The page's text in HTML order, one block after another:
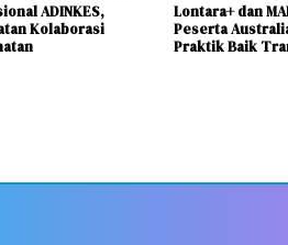
ADINKES,
Kolaborasi
Lontara+ dan
Peserta
Praktik Baik